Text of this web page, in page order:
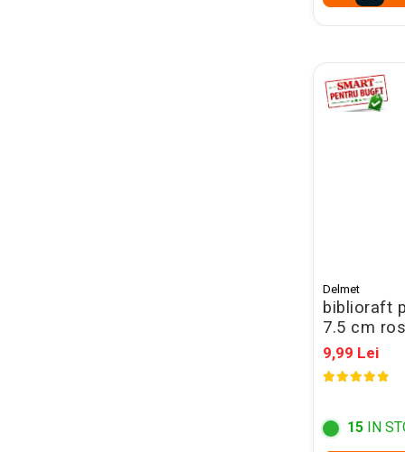
Delmet
biblioraft
7.5 cm
9,99 Lei
15 IN